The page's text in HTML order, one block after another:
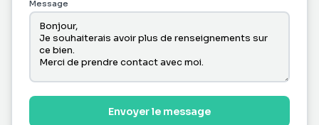
Message
Envoyer le message